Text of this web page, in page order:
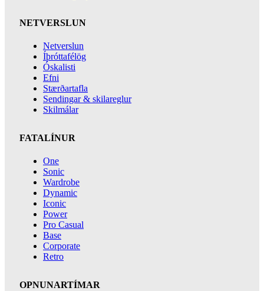
NETVERSLUN
Netverslun
Íþróttafélög
Óskalisti
Efni
Stærðartafla
Sendingar & skilareglur
Skilmálar
FATALÍNUR
One
Sonic
Wardrobe
Dynamic
Iconic
Power
Pro Casual
Base
Corporate
Retro
OPNUNARTÍMAR